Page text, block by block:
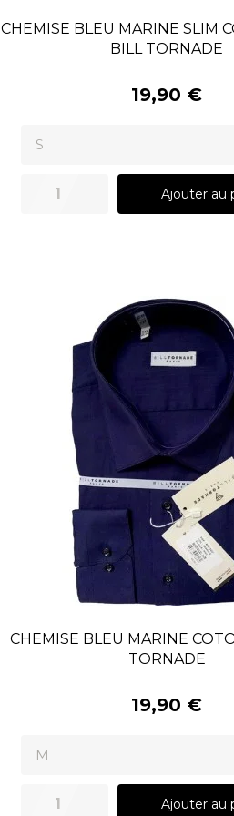
CHEMISE BLEU MARINE SLIM
BILL TORNADE
19,90 €
Ajouter au
CHEMISE BLEU MARINE
TORNADE
19,90 €
Ajouter au